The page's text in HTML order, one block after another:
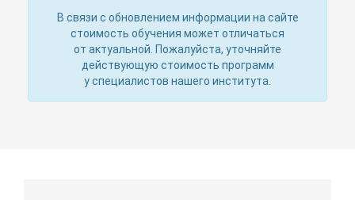
В связи с обновлением информации на сайте
стоимость обучения может отличаться
от актуальной. Пожалуйста, уточняйте
действующую стоимость программ
у специалистов нашего института.